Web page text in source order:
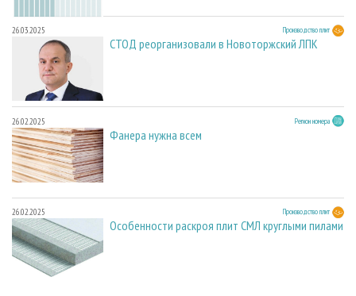
26.03.2025 Производство плит
СТОД реорганизовали в Новоторжский ЛПК
26.02.2025 Регион номера
Фанера нужна всем
26.02.2025 Производство плит
Особенности раскроя плит СМЛ круглыми пилами